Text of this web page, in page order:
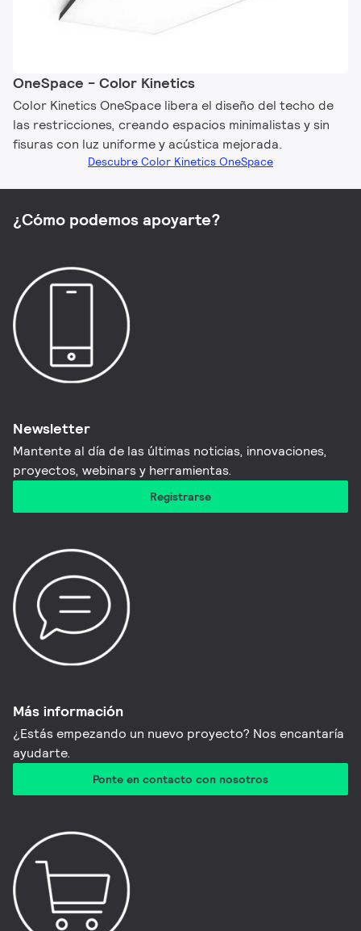
OneSpace - Color Kinetics
Color Kinetics OneSpace libera el diseño del techo de
las restricciones, creando espacios minimalistas y sin
fisuras con luz uniforme y acústica mejorada.
Descubre Color Kinetics OneSpace
¿Cómo podemos apoyarte?
Newsletter
Mantente al día de las últimas noticias, innovaciones,
proyectos, webinars y herramientas.
Registrarse
Más información
¿Estás empezando un nuevo proyecto? Nos encantaría
ayudarte.
Ponte en contacto con nosotros